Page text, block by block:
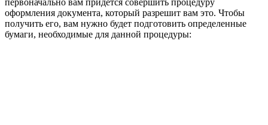
первоначально вам придется совершить процедуру
оформления документа, который разрешит вам это. Чтобы
получить его, вам нужно будет подготовить определенные
бумаги, необходимые для данной процедуры: